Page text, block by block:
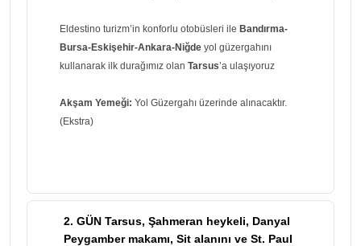
Eldestino turizm’in konforlu otobüsleri ile Bandırma-
Bursa-Eskişehir-Ankara-Niğde yol güzergahını
kullanarak ilk durağımız olan Tarsus’a ulaşıyoruz
Akşam Yemeği: Yol Güzergahı üzerinde alınacaktır.
(Ekstra)
2. GÜN Tarsus, Şahmeran heykeli, Danyal
Peygamber makamı, Sit alanını ve St. Paul